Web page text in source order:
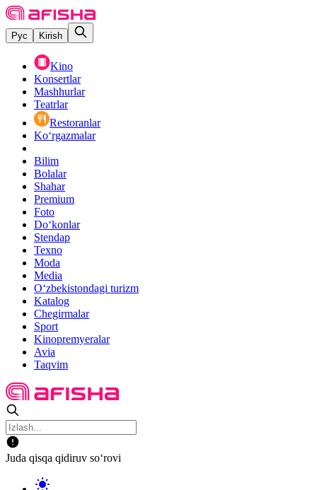
Рус Kirish
Kino
Konsertlar
Mashhurlar
Teatrlar
Restoranlar
Ko‘rgazmalar
Bilim
Bolalar
Shahar
Premium
Foto
Do‘konlar
Stendap
Texno
Moda
Media
O‘zbekistondagi turizm
Katalog
Chegirmalar
Sport
Kinopremyeralar
Avia
Taqvim
Juda qisqa qidiruv so‘rovi